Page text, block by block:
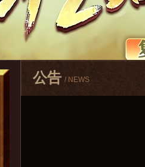
公告 / NEWS